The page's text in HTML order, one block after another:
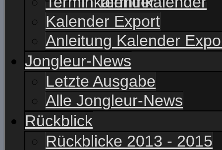
Kalender Export
Anleitung Kalender
Jongleur-News
Letzte Ausgabe
Alle Jongleur-News
Rückblick
Rückblicke 2013 - 2015